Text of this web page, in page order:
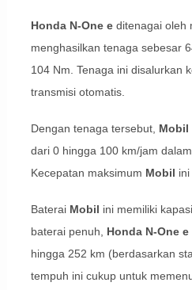
Honda N-One editenagai oleh
menghasilkan tenaga sebesar
104 Nm. Tenaga ini disalurkan
transmisi otomatis.
Dengan tenaga tersebut, Mobil
dari 0 hingga 100 km/jam
Kecepatan maksimum Mobil
Baterai Mobil ini memiliki
baterai penuh, Honda N-One e
hingga 252 km (berdasarkan
tempuh ini cukup untuk